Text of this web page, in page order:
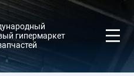
гипермаркет